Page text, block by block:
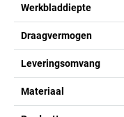
Werkbladdiepte
Draagvermogen
Leveringsomvang
Materiaal